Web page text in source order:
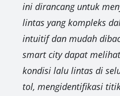
ini dirancang untuk
lintas yang kompleks
intuitif dan mudah
smart city dapat
kondisi lalu lintas di
tol, mengidentifikasi